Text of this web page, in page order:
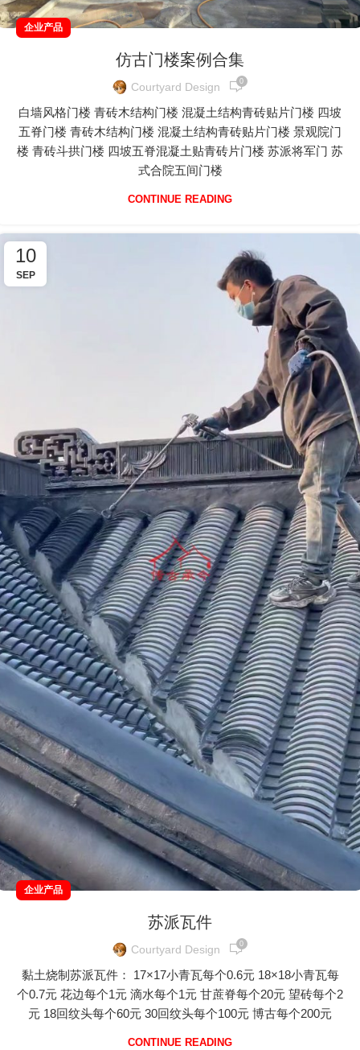
企业产品
仿古门楼案例合集
Courtyard Design 0
白墙风格门楼 青砖木结构门楼 混凝土结构青砖贴片门楼 四坡
五脊门楼 青砖木结构门楼 混凝土结构青砖贴片门楼 景观院门
楼 青砖斗拱门楼 四坡五脊混凝土贴青砖片门楼 苏派将军门 苏
式合院五间门楼
CONTINUE READING
10
SEP
企业产品
苏派瓦件
Courtyard Design 0
黏土烧制苏派瓦件： 17×17小青瓦每个0.6元 18×18小青瓦每
个0.7元 花边每个1元 滴水每个1元 甘蔗脊每个20元 望砖每个2
元 18回纹头每个60元 30回纹头每个100元 博古每个200元
CONTINUE READING